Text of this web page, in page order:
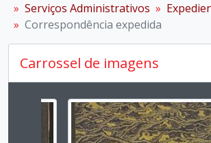
Serviços Administrativos
Correspondência expedida
Carrossel de imagens
Ao alterar o slide atual deste